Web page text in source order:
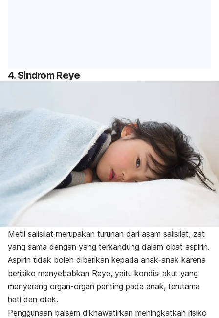
4. Sindrom Reye
Metil salisilat merupakan turunan dari asam salisilat, zat
yang sama dengan yang terkandung dalam obat aspirin.
Aspirin tidak boleh diberikan kepada anak-anak karena
berisiko menyebabkan Reye, yaitu kondisi akut yang
menyerang organ-organ penting pada anak, terutama
hati dan otak.
Penggunaan balsem dikhawatirkan meningkatkan risiko